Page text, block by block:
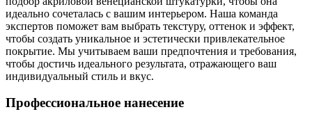
идеально сочеталась с вашим интерьером. Наша команда
экспертов поможет вам выбрать текстуру, оттенок и эффект,
чтобы создать уникальное и эстетически привлекательное
покрытие. Мы учитываем ваши предпочтения и требования,
чтобы достичь идеального результата, отражающего ваш
индивидуальный стиль и вкус.
Профессиональное нанесение